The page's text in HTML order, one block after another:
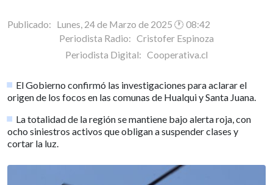
Publicado: Lunes, 24 de Marzo de 2025 🕐 08:42
Periodista Radio: Cristofer Espinoza
Periodista Digital: Cooperativa.cl
El Gobierno confirmó las investigaciones para aclarar el
origen de los focos en las comunas de Hualqui y Santa Juana.
La totalidad de la región se mantiene bajo alerta roja, con
ocho siniestros activos que obligan a suspender clases y
cortar la luz.